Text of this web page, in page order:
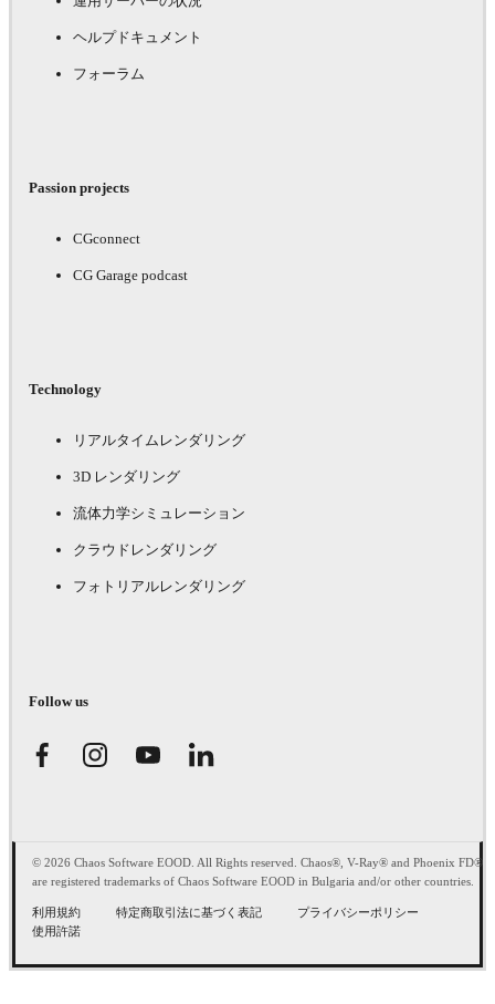
ヘルプドキュメント
フォーラム
Passion projects
CGconnect
CG Garage podcast
Technology
リアルタイムレンダリング
3D レンダリング
流体力学シミュレーション
クラウドレンダリング
フォトリアルレンダリング
Follow us
© 2026 Chaos Software EOOD. All Rights reserved. Chaos®, V-Ray® and Phoenix FD®
are registered trademarks of Chaos Software EOOD in Bulgaria and/or other countries.
利用規約 特定商取引法に基づく表記
プライバシーポリシー
使用許諾